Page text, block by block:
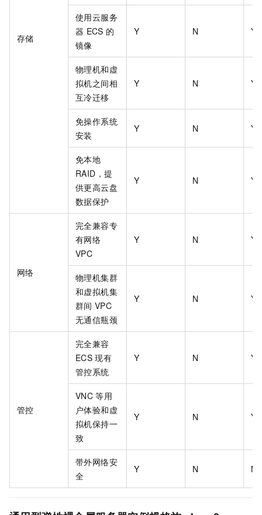
存储
使用云服务
器 ECS 的
镜像
Y N Y
物理机和虚
拟机之间相
互冷迁移
Y N Y
免操作系统
安装
Y N Y
免本地
RAID，提
供更高云盘
数据保护
Y N Y
网络
完全兼容专
有网络
VPC
Y N Y
物理机集群
和虚拟机集
群间 VPC
无通信瓶颈
Y N Y
管控
完全兼容
ECS 现有
管控系统
Y N Y
VNC 等用
户体验和虚
拟机保持一
致
Y N Y
带外网络安
全
Y N N/